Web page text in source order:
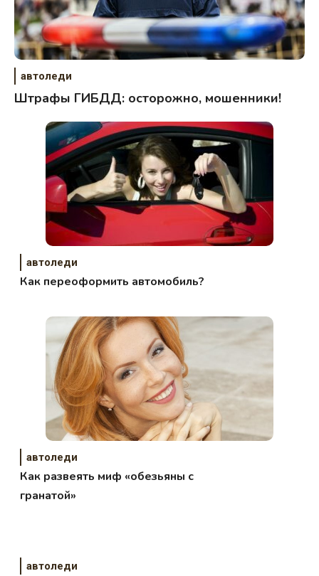
автоледи
Штрафы ГИБДД: осторожно, мошенники!
автоледи
Как переоформить автомобиль?
автоледи
Как развеять миф «обезьяны с
гранатой»
автоледи